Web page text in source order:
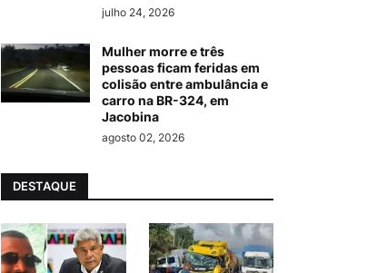
julho 24, 2026
Mulher morre e três
pessoas ficam feridas em
colisão entre ambulância e
carro na BR-324, em
Jacobina
agosto 02, 2026
DESTAQUE